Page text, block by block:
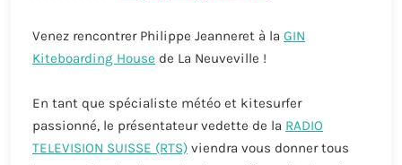
Venez rencontrer Philippe Jeanneret à la GIN
Kiteboarding House de La Neuveville !
En tant que spécialiste météo et kitesurfer
passionné, le présentateur vedette de la RADIO
TELEVISION SUISSE (RTS) viendra vous donner tous